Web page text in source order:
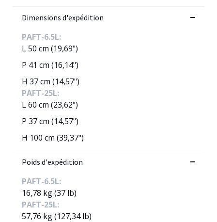
Dimensions d'expédition
PAFT-6.5L:
L 50 cm (19,69")
P 41 cm (16,14")
H 37 cm (14,57")
PAFT-25L:
L 60 cm (23,62")
P 37 cm (14,57")
H 100 cm (39,37")
Poids d'expédition
PAFT-6.5L:
16,78 kg (37 lb)
PAFT-25L:
57,76 kg (127,34 lb)